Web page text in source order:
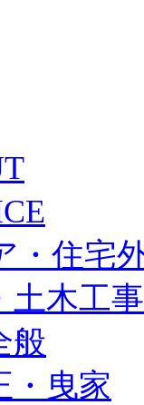
・住宅
土木工事
般
・曳家